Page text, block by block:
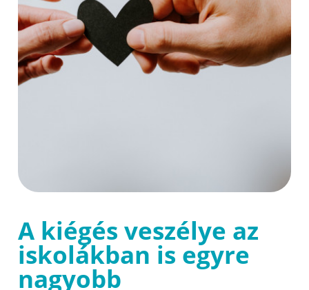
A kiégés veszélye az
iskolákban is egyre
nagyobb